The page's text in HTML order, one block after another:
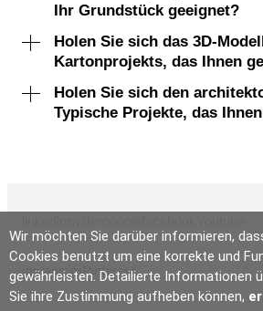
Wir möchten Sie darüber informieren,
Cookies benutzt um eine korrekte und
gewährleisten. Detailierte Informationen
Sie ihre Zustimmung aufheben können,
Ihr Grundstück geeignet?
Holen Sie sich das 3D-
Kartonprojekts, das Ihnen
Holen Sie sich den
Typische Projekte, das
InstagramPinterest